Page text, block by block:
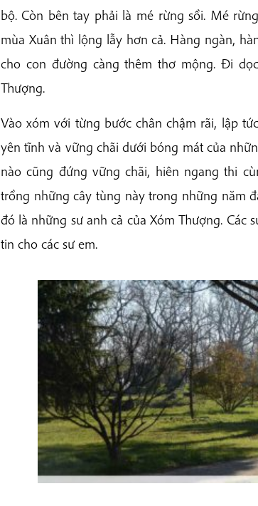
bộ. Còn bên tay phải là mé rừng sồi. Mé
mùa Xuân thì lộng lẫy hơn cả. Hàng ngàn,
cho con đường càng thêm thơ mộng. Đi
Thượng.
Vào xóm với từng bước chân chậm rãi, lập
yên tĩnh và vững chãi dưới bóng mát của
nào cũng đứng vững chãi, hiên ngang thi
trồng những cây tùng này trong những năm
đó là những sư anh cả của Xóm Thượng.
tin cho các sư em.